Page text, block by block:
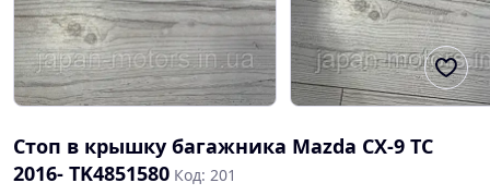
Стоп в крышку багажника Mazda CX-9 TC
2016- TK4851580 Код: 201